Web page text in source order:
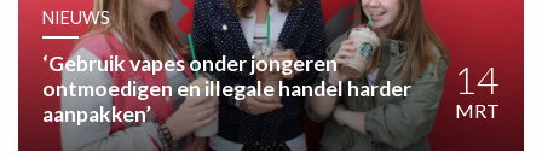
PRAKTIJKZAKEN
TARIEVEN
VPHUISARTSEN
MEDISCHE VAKHANDEL
NIEUWS
‘Gebruik vapes onder jongeren
ontmoedigen en illegale handel harder
aanpakken’
14
MRT